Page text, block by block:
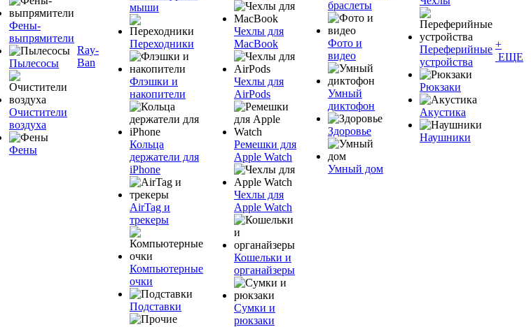
Фены-
выпрямители
Пылесосы
Очистители
воздуха
Фены
Ray-
Ban
мыши
Переходники
Флэшки и
накопители
Кольца
держатели для
iPhone
AirTag и
трекеры
Компьютерные
очки
Подставки
Чехлы для
MacBook
Чехлы для
AirPods
Ремешки для
Apple Watch
Чехлы для
Apple Watch
Кошельки и
органайзеры
Сумки и
рюкзаки
браслеты
Фото и
видео
Умный
диктофон
Здоровье
Умный дом
Переферийные
устройства
Рюкзаки
Акустика
Наушники
+
ЕЩЕ